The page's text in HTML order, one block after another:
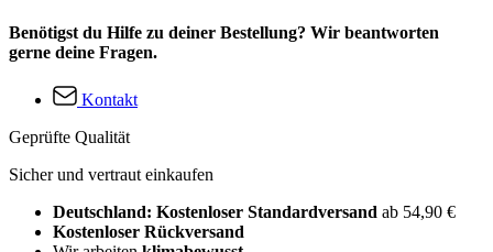
Benötigst du Hilfe zu deiner Bestellung? Wir beantworten
gerne deine Fragen.
Kontakt
Geprüfte Qualität
Sicher und vertraut einkaufen
Deutschland: Kostenloser Standardversand ab 54,90 €
Kostenloser Rückversand